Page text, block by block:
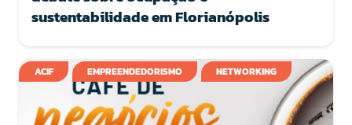
sustentabilidade em Florianópolis
ACIF EMPREENDEDORISMO NETWORKING